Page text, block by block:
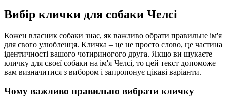
Вибір клички для собаки Челсі
Кожен власник собаки знає, як важливо обрати правильне ім'я
для свого улюбленця. Кличка – це не просто слово, це частина
ідентичності вашого чотириногого друга. Якщо ви шукаєте
кличку для своєї собаки на ім'я Челсі, то цей текст допоможе
вам визначитися з вибором і запропонує цікаві варіанти.
Чому важливо правильно вибрати кличку